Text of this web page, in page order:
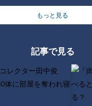
もっと見る
記事で見る
ランキング
RANKING